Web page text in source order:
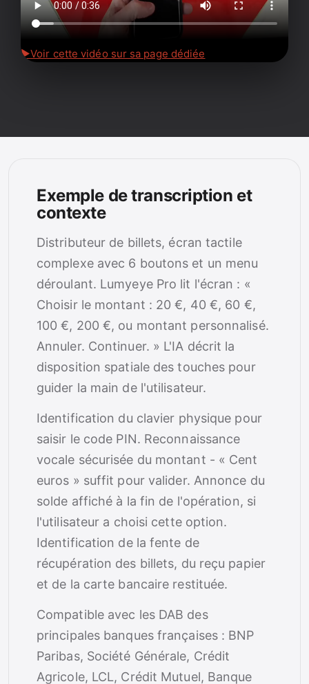
▶Voir cette vidéo sur sa page dédiée
Exemple de transcription et
contexte
Distributeur de billets, écran tactile
complexe avec 6 boutons et un menu
déroulant. Lumyeye Pro lit l'écran : «
Choisir le montant : 20 €, 40 €, 60 €,
100 €, 200 €, ou montant personnalisé.
Annuler. Continuer. » L'IA décrit la
disposition spatiale des touches pour
guider la main de l'utilisateur.
Identification du clavier physique pour
saisir le code PIN. Reconnaissance
vocale sécurisée du montant - « Cent
euros » suffit pour valider. Annonce du
solde affiché à la fin de l'opération, si
l'utilisateur a choisi cette option.
Identification de la fente de
récupération des billets, du reçu papier
et de la carte bancaire restituée.
Compatible avec les DAB des
principales banques françaises : BNP
Paribas, Société Générale, Crédit
Agricole, LCL, Crédit Mutuel, Banque